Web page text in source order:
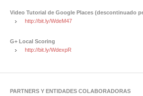
Video Tutorial de Google Places (descontinuado
http://bit.ly/WdeM47
G+ Local Scoring
http://bit.ly/WdexpR
PARTNERS Y ENTIDADES COLABORADORAS